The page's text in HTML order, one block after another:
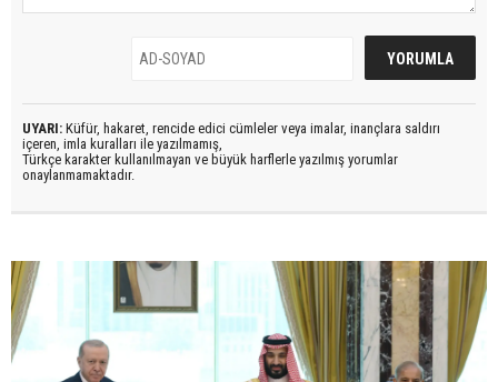
UYARI: Küfür, hakaret, rencide edici cümleler veya imalar, inançlara saldırı
içeren, imla kuralları ile yazılmamış,
Türkçe karakter kullanılmayan ve büyük harflerle yazılmış yorumlar
onaylanmamaktadır.